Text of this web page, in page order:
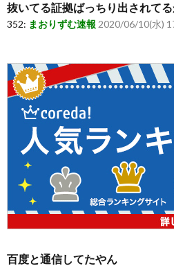
抜いてる証拠ばっちり出されて
352: まおりずむ速報 2020/06/10(水)
百度と通信してたやん